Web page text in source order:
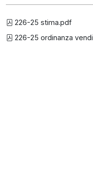
226-25 stima.pdf
226-25 ordinanza